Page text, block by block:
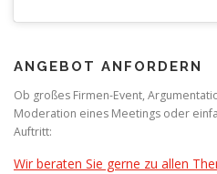
ANGEBOT ANFORDERN
Ob großes Firmen-Event,
Moderation eines Meetings oder
Auftritt:
Wir beraten Sie gerne zu allen